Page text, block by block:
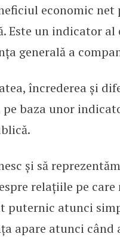
economic net
Este un indicator
generală a
încrederea și
baza unor
și să
relațiile pe care
puternic atunci
apare atunci când